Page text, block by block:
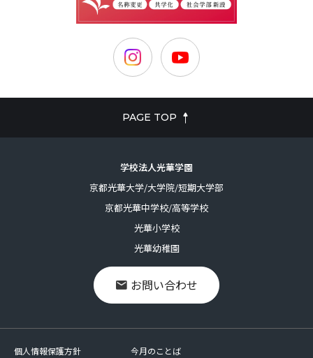
PAGE TOP
学校法人光華学園
京都光華大学/大学院/短期大学部
京都光華中学校/高等学校
光華小学校
光華幼稚園
お問い合わせ
個人情報保護方針 今月のことば